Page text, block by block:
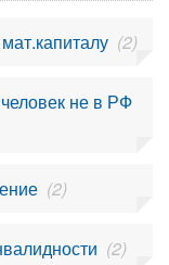
(2)
не в РФ
(2)
(2)